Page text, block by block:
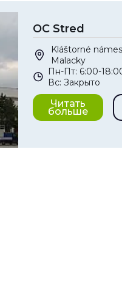
OC Stred
Kláštorné
Malacky
Пн-Пт: 6:00-
Вс: Закрыто
Читать
больше